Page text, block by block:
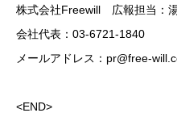
株式会社Freewill 広報担当：
会社代表：03-6721-1840
メールアドレス：pr@free-
<END>